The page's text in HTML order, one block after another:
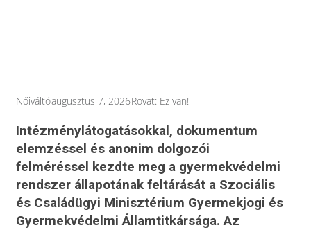
Nőiváltóaugusztus 7, 2026Rovat: Ez van!
Intézménylátogatásokkal, dokumentum
elemzéssel és anonim dolgozói
felméréssel kezdte meg a gyermekvédelmi
rendszer állapotának feltárását a Szociális
és Családügyi Minisztérium Gyermekjogi és
Gyermekvédelmi Államtitkársága. Az